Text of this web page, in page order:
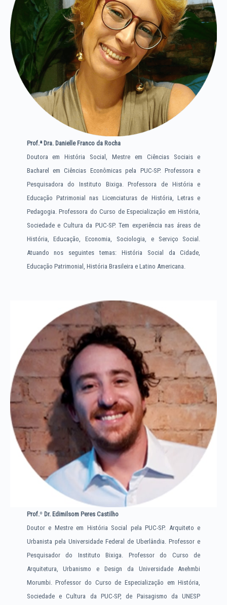
Prof.ª Dra. Danielle Franco da Rocha
Doutora em História Social, Mestre em Ciências Sociais e
Bacharel em Ciências Econômicas pela PUC-SP. Professora e
Pesquisadora do Instituto Bixiga. Professora de História e
Educação Patrimonial nas Licenciaturas de História, Letras e
Pedagogia. Professora do Curso de Especialização em História,
Sociedade e Cultura da PUC-SP. Tem experiência nas áreas de
História, Educação, Economia, Sociologia, e Serviço Social.
Atuando nos seguintes temas: História Social da Cidade,
Educação Patrimonial, História Brasileira e Latino Americana.
Prof.º Dr. Edimilsom Peres Castilho
Doutor e Mestre em História Social pela PUC-SP. Arquiteto e
Urbanista pela Universidade Federal de Uberlândia. Professor e
Pesquisador do Instituto Bixiga. Professor do Curso de
Arquitetura, Urbanismo e Design da Universidade Anehmbi
Morumbi. Professor do Curso de Especialização em História,
Sociedade e Cultura da PUC-SP, de Paisagismo da UNESP